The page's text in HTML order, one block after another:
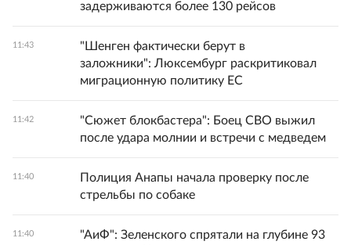
задерживаются более 130 рейсов
11:43
"Шенген фактически берут в
заложники": Люксембург раскритиковал
миграционную политику ЕС
11:42
"Сюжет блокбастера": Боец СВО выжил
после удара молнии и встречи с медведем
11:40
Полиция Анапы начала проверку после
стрельбы по собаке
11:40
"АиФ": Зеленского спрятали на глубине 93